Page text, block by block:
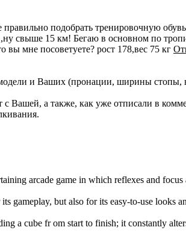
подобрать тренировочную
свыше 15 км! Бегаю в основном по
мне посоветуете? рост 178,вес 75 кг
и Ваших (пронации, ширины
Вашей, а также, как уже отписали в
arcade game in which reflexes and
gameplay, but also for its easy-to-use looks
a cube fr om start to finish; it constantly